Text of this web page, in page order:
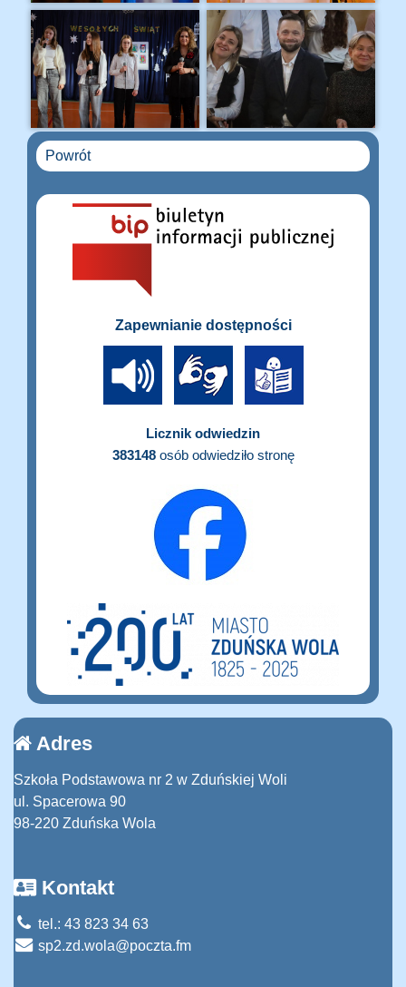
Powrót
Zapewnianie dostępności
Licznik odwiedzin
383148osób odwiedziło stronę
Adres
Szkoła Podstawowa nr 2 w Zduńskiej Woli
ul. Spacerowa 90
98-220 Zduńska Wola
Kontakt
tel.: 43 823 34 63
sp2.zd.wola@poczta.fm